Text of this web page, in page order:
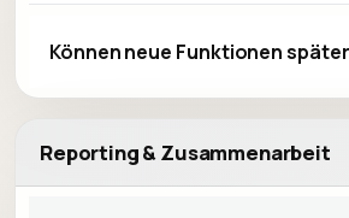
Können neue Funktionen
Reporting & Zusammenarbeit